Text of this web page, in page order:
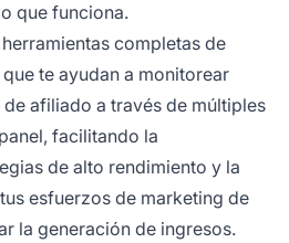
que funciona.
completas de
te ayudan a monitorear
afiliado a través de múltiples
facilitando la
de alto rendimiento y la
esfuerzos de marketing de
la generación de ingresos.